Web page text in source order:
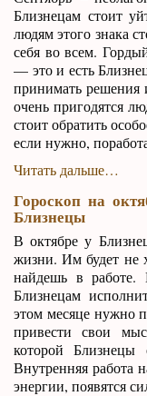
Близнецам стоит
людям этого знака
себя во всем.
— это и есть
принимать решения
очень пригодятся
стоит обратить
если нужно,
Читать дальше…
Гороскоп на
Близнецы
В октябре у
жизни. Им будет не
найдешь в
Близнецам
этом месяце нужно
привести свои
которой
Внутренняя работа
энергии, появятся